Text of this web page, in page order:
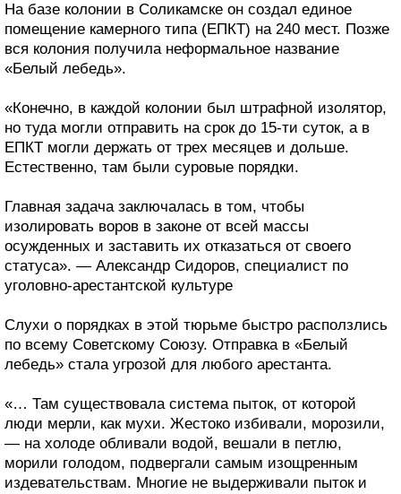
На базе колонии в Соликамске он создал единое
помещение камерного типа (ЕПКТ) на 240 мест. Позже
вся колония получила неформальное название
«Белый лебедь».
«Конечно, в каждой колонии был штрафной изолятор,
но туда могли отправить на срок до 15-ти суток, а в
ЕПКТ могли держать от трех месяцев и дольше.
Естественно, там были суровые порядки.
Главная задача заключалась в том, чтобы
изолировать воров в законе от всей массы
осужденных и заставить их отказаться от своего
статуса». — Александр Сидоров, специалист по
уголовно-арестантской культуре
Слухи о порядках в этой тюрьме быстро расползлись
по всему Советскому Союзу. Отправка в «Белый
лебедь» стала угрозой для любого арестанта.
«… Там существовала система пыток, от которой
люди мерли, как мухи. Жестоко избивали, морозили,
— на холоде обливали водой, вешали в петлю,
морили голодом, подвергали самым изощренным
издевательствам. Многие не выдерживали пыток и